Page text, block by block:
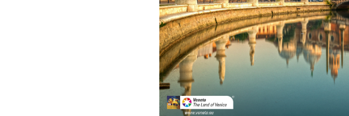
Manassero, Samsung Ads: «Con Total
Perez, Samsung Ads: «L'Italia è un
mercato strategico e continuerà a
crescere»